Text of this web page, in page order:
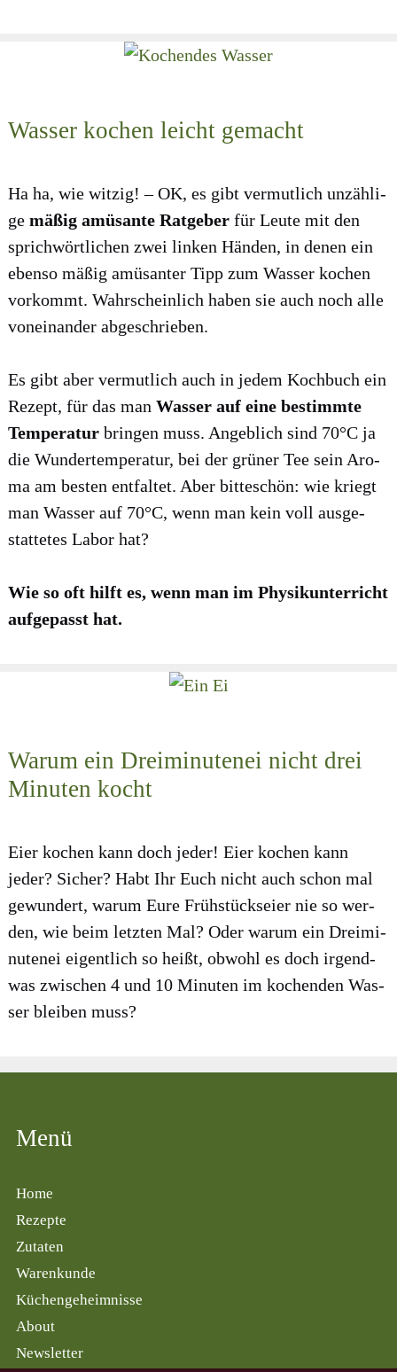
Wasser kochen leicht gemacht
Ha ha, wie wit­zig! – OK, es gibt ver­mut­lich unzäh­li­
ge mäßig amü­san­te Rat­ge­ber für Leu­te mit den
sprich­wört­li­chen zwei lin­ken Hän­den, in denen ein
eben­so mäßig amü­san­ter Tipp zum Was­ser kochen
vor­kommt. Wahr­schein­lich haben sie auch noch alle
von­ein­an­der abge­schrie­ben.
Es gibt aber ver­mut­lich auch in jedem Koch­buch ein
Rezept, für das man Was­ser auf eine bestimm­te
Tem­pe­ra­tur brin­gen muss. Angeb­lich sind 70°C ja
die Wun­der­tem­pe­ra­tur, bei der grü­ner Tee sein Aro­
ma am bes­ten ent­fal­tet. Aber bit­te­schön: wie kriegt
man Was­ser auf 70°C, wenn man kein voll aus­ge­
stat­te­tes Labor hat?
Wie so oft hilft es, wenn man im Phy­sik­un­ter­richt
auf­ge­passt hat.
Warum ein Dreiminutenei nicht drei
Minuten kocht
Eier kochen kann doch jeder! Eier kochen kann
jeder? Sicher? Habt Ihr Euch nicht auch schon mal
gewun­dert, war­um Eure Früh­stücks­ei­er nie so wer­
den, wie beim letz­ten Mal? Oder war­um ein Drei­mi­
nu­te­nei eigent­lich so heißt, obwohl es doch irgend­
was zwi­schen 4 und 10 Minu­ten im kochen­den Was­
ser blei­ben muss?
Menü
Home
Rezepte
Zutaten
Warenkunde
Küchengeheimnisse
About
Newsletter